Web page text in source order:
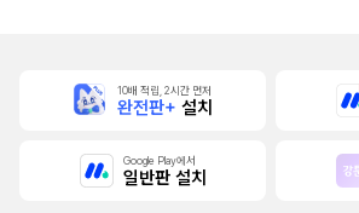
10배 적립, 2시간 먼저
완전판+ 설치
Google Play에서
일반판 설치